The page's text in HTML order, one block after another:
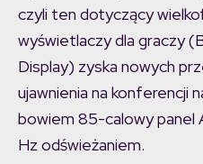
czyli ten dotyczący
wyświetlaczy dla graczy
Display) zyska nowych
ujawnienia na konferencji
bowiem 85-calowy panel
Hz odświeżaniem.